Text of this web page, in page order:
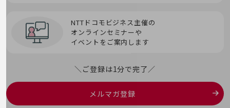
ビジネスお悩み診断
NTTドコモビジネス
オンラインショップ
モバイル・ICTサービスをオンラインで
相談・申し込みができるバーチャルショップ
法人向けモバイルトップ
はじめての方へ
サービス・商品を探す
ゼロトラスト
ペネトレーションテスト
ほ
SoE(System of Engagement)
SORA
SPF/DKIM/DMARC
NTTドコモビジネス主催の
オンラインセミナーや
イベントをご案内します
＼ご登録は1分で完了／
メルマガ登録